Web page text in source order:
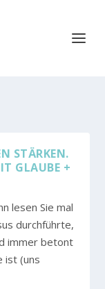
STÄRKEN.
GLAUBE +
lesen Sie mal
durchführte,
immer betont
ist (uns